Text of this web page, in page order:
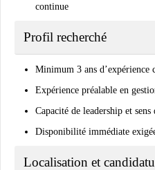
continue
Profil recherché
Minimum 3 ans
Expérience préalable en
Capacité de leadership et sens
Disponibilité immédiate
Localisation et